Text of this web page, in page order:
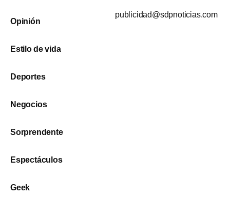
Opinión
Estilo de vida
Deportes
Negocios
Sorprendente
Espectáculos
Geek
publicidad@sdpnoticias.com